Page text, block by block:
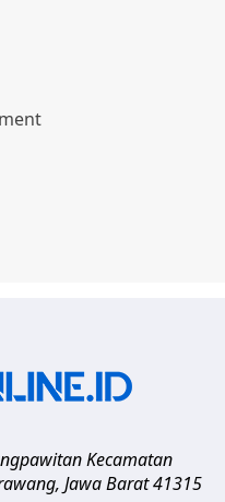
Kecamatan
, Jawa Barat 41315